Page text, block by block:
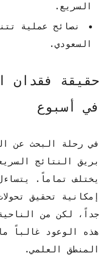
السريع.
نصائح عملية
السعودي.
حقيقة فقدان
في أسبوع
في رحلة البحث عن
بريق النتائج
يختلف تماماً.
إمكانية تحقيق
جداً، لكن من
هذه الوعود غالباً
المنطق العلمي.